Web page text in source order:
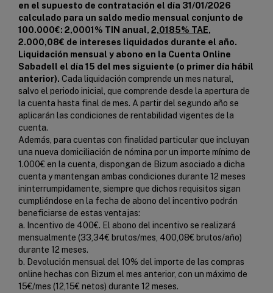
en el supuesto de contratación el día 31/01/2026
calculado para un saldo medio mensual conjunto de
100.000€: 2,0001% TIN anual, 2,0185% TAE,
2.000,08€ de intereses liquidados durante el año.
Liquidación mensual y abono en la Cuenta Online
Sabadell el día 15 del mes siguiente (o primer día hábil
anterior). Cada liquidación comprende un mes natural,
salvo el periodo inicial, que comprende desde la apertura de
la cuenta hasta final de mes. A partir del segundo año se
aplicarán las condiciones de rentabilidad vigentes de la
cuenta.
Además, para cuentas con finalidad particular que incluyan
una nueva domiciliación de nómina por un importe mínimo de
1.000€ en la cuenta, dispongan de Bizum asociado a dicha
cuenta y mantengan ambas condiciones durante 12 meses
ininterrumpidamente, siempre que dichos requisitos sigan
cumpliéndose en la fecha de abono del incentivo podrán
beneficiarse de estas ventajas:
a. Incentivo de 400€. El abono del incentivo se realizará
mensualmente (33,34€ brutos/mes, 400,08€ brutos/año)
durante 12 meses.
b. Devolución mensual del 10% del importe de las compras
online hechas con Bizum el mes anterior, con un máximo de
15€/mes (12,15€ netos) durante 12 meses.